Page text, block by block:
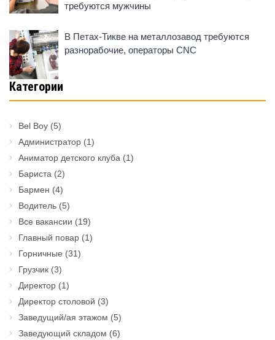
требуются мужчины
В Петах-Тикве на металлозавод требуются
разнорабочие, операторы CNC
Категории
Bel Boy (5)
Администратор (1)
Аниматор детского клуба (1)
Бариста (2)
Бармен (4)
Водитель (5)
Все вакансии (19)
Главный повар (1)
Горничные (31)
Грузчик (3)
Директор (1)
Директор столовой (3)
Заведущий/ая этажом (5)
Заведующий складом (6)